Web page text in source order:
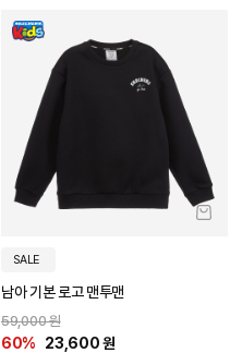
SALE
남아 기본 로고 맨투맨
59,000 원
60% 23,600 원